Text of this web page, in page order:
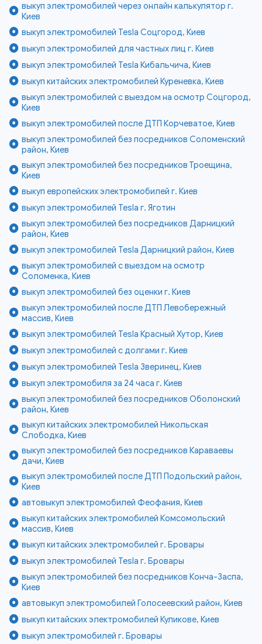
выкуп электромобилей через онлайн калькулятор г.
Киев
выкуп электромобилей Tesla Соцгород, Киев
выкуп электромобилей для частных лиц г. Киев
выкуп электромобилей Tesla Кибальчича, Киев
выкуп китайских электромобилей Куреневка, Киев
выкуп электромобилей с выездом на осмотр Соцгород,
Киев
выкуп электромобилей после ДТП Корчеватое, Киев
выкуп электромобилей без посредников Соломенский
район, Киев
выкуп электромобилей без посредников Троещина,
Киев
выкуп европейских электромобилей г. Киев
выкуп электромобилей Tesla г. Яготин
выкуп электромобилей без посредников Дарницкий
район, Киев
выкуп электромобилей Tesla Дарницкий район, Киев
выкуп электромобилей с выездом на осмотр
Соломенка, Киев
выкуп электромобилей без оценки г. Киев
выкуп электромобилей после ДТП Левобережный
массив, Киев
выкуп электромобилей Tesla Красный Хутор, Киев
выкуп электромобилей с долгами г. Киев
выкуп электромобилей Tesla Зверинец, Киев
выкуп электромобиля за 24 часа г. Киев
выкуп электромобилей без посредников Оболонский
район, Киев
выкуп китайских электромобилей Никольская
Слободка, Киев
выкуп электромобилей без посредников Караваевы
дачи, Киев
выкуп электромобилей после ДТП Подольский район,
Киев
автовыкуп электромобилей Феофания, Киев
выкуп китайских электромобилей Комсомольский
массив, Киев
выкуп китайских электромобилей г. Бровары
выкуп электромобилей Tesla г. Бровары
выкуп электромобилей без посредников Конча-Заспа,
Киев
автовыкуп электромобилей Голосеевский район, Киев
выкуп китайских электромобилей Куликове, Киев
выкуп электромобилей г. Бровары